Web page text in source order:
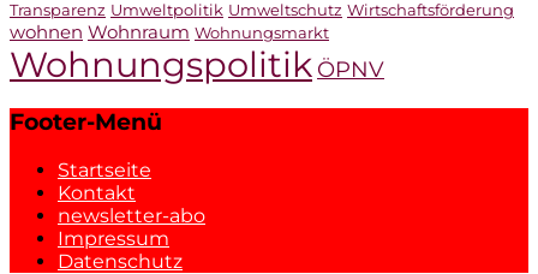
Transparenz Umweltpolitik Umweltschutz Wirtschaftsförderung
wohnen Wohnraum Wohnungsmarkt
Wohnungspolitik ÖPNV
Footer-Menü
Startseite
Kontakt
newsletter-abo
Impressum
Datenschutz